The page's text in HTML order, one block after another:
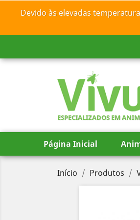
Devido às elevadas
ESPECIALIZADOS EM
Página Inicial
Início Produtos